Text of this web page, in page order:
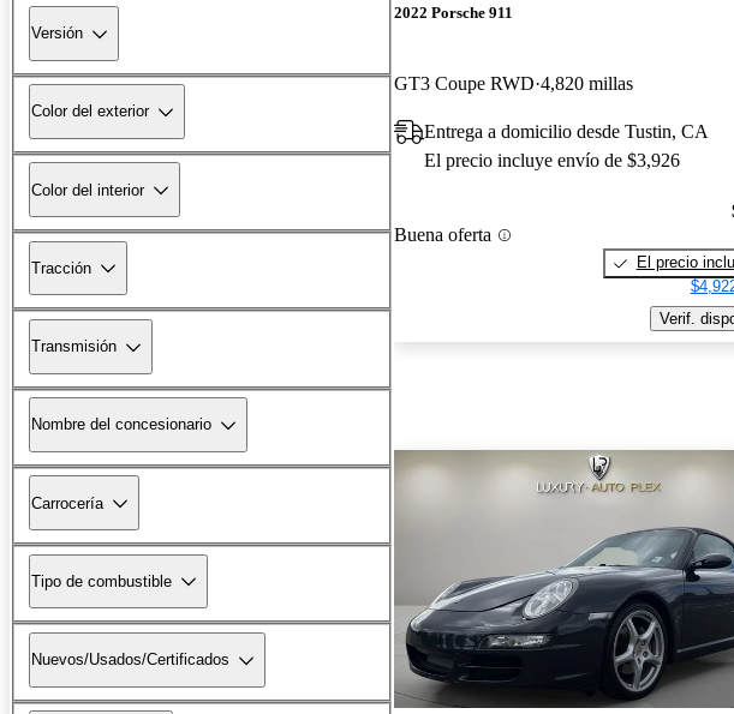
Versión
Color del exterior
Color del interior
Tracción
Transmisión
Nombre del concesionario
Carrocería
Tipo de combustible
Nuevos/Usados/Certificados
2022 Porsche 911
GT3 Coupe RWD 4,820 millas
Entrega a domicilio desde Tustin, CA
El precio incluye envío de $3,926
Buena oferta
El precio
Verif.